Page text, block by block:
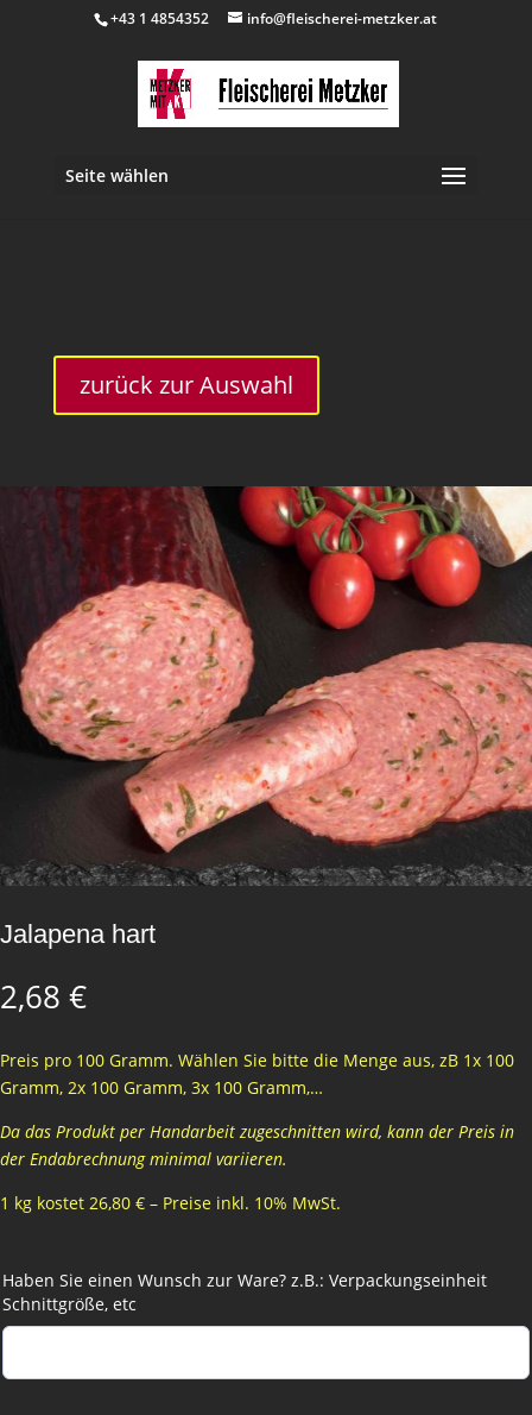
+43 1 4854352 info@fleischerei-metzker.at
Seite wählen
zurück zur Auswahl
Jalapena hart
2,68 €
Preis pro 100 Gramm. Wählen Sie bitte die Menge aus, zB 1x 100
Gramm, 2x 100 Gramm, 3x 100 Gramm,…
Da das Produkt per Handarbeit zugeschnitten wird, kann der Preis in
der Endabrechnung minimal variieren.
1 kg kostet 26,80 € – Preise inkl. 10% MwSt.
Haben Sie einen Wunsch zur Ware? z.B.: Verpackungseinheit
Schnittgröße, etc